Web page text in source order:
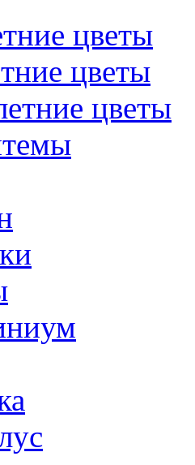
цветы
цветы
цветы